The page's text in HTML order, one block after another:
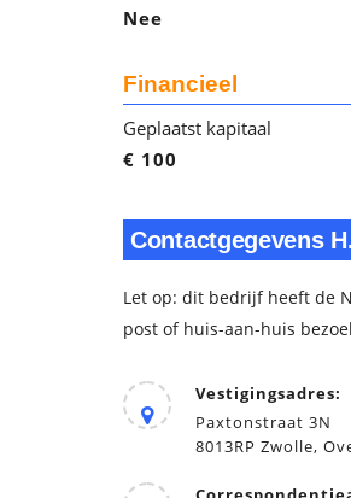
Nee
Financieel
Geplaatst kapitaal
€ 100
Contactgegevens
Let op: dit bedrijf heeft de
post of huis-aan-huis
Vestigingsadres:
Paxtonstraat 3N
8013RP Zwolle,